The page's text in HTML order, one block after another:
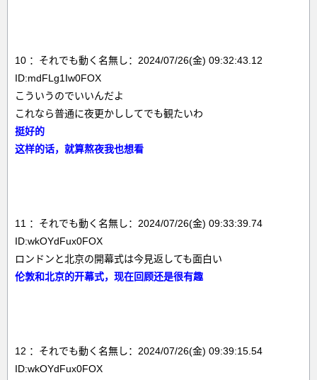
10 ：それでも動く名無し：2024/07/26(金) 09:32:43.12
ID:mdFLg1Iw0FOX
こういうのでいいんだよ
これなら普通に夜更かししてでも観たいわ
挺好的
这样的话，就算熬夜我也想看
11 ：それでも動く名無し：2024/07/26(金) 09:33:39.74
ID:wkOYdFux0FOX
ロンドンと北京の開幕式は今見返しても面白い
伦敦和北京的开幕式，现在回顾还是很有趣
12 ：それでも動く名無し：2024/07/26(金) 09:39:15.54
ID:wkOYdFux0FOX